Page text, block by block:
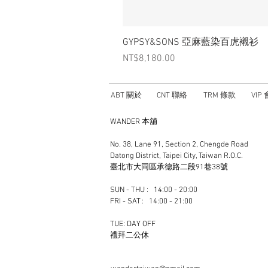
GYPSY&SONS 亞麻藍染百虎襯衫
Price
NT$8,180.00
ABT 關於 CNT 聯絡 TRM 條款 VIP
WANDER 本舖
No. 38, Lane 91, Section 2, Chengde Road
Datong District, Taipei City, Taiwan R.O.C.
臺北市大同區承德路二段91巷38號
SUN - THU : 14:00 - 20:00
FRI - SAT : 14:00 - 21:00
TUE: DAY OFF
​禮拜二公休